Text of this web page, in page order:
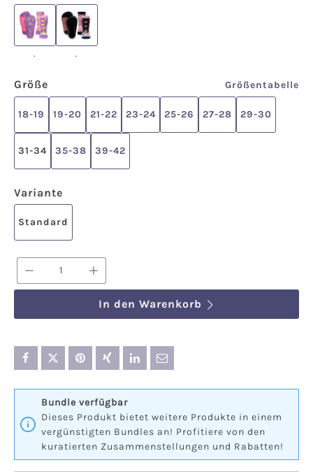
.
.
.
.
Größe Größentabelle
18-19 19-20 21-22 23-24 25-26 27-28 29-30
31-34 35-38 39-42
Variante
Standard
Produkt Anzahl: Gib den
In den Warenkorb
Bundle verfügbar
Dieses Produkt bietet weitere Produkte in einem
vergünstigten Bundles an! Profitiere von den
kuratierten Zusammenstellungen und Rabatten!